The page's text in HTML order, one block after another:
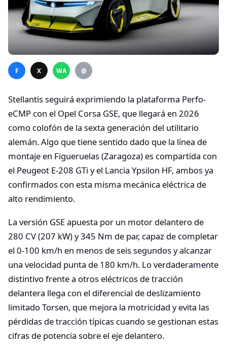
F X WA @
Stellantis seguirá exprimiendo la plataforma Perfo-
eCMP con el Opel Corsa GSE, que llegará en 2026
como colofón de la sexta generación del utilitario
alemán. Algo que tiene sentido dado que la línea de
montaje en Figueruelas (Zaragoza) es compartida con
el Peugeot E-208 GTi y el Lancia Ypsilon HF, ambos ya
confirmados con esta misma mecánica eléctrica de
alto rendimiento.
La versión GSE apuesta por un motor delantero de
280 CV (207 kW) y 345 Nm de par, capaz de completar
el 0-100 km/h en menos de seis segundos y alcanzar
una velocidad punta de 180 km/h. Lo verdaderamente
distintivo frente a otros eléctricos de tracción
delantera llega con el diferencial de deslizamiento
limitado Torsen, que mejora la motricidad y evita las
pérdidas de tracción típicas cuando se gestionan estas
cifras de potencia sobre el eje delantero.